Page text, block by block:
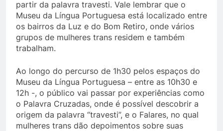
partir da palavra travesti. Vale lembrar que o
Museu da Língua Portuguesa está localizado entre
os bairros da Luz e do Bom Retiro, onde vários
grupos de mulheres trans residem e também
trabalham.
Ao longo do percurso de 1h30 pelos espaços do
Museu da Língua Portuguesa – entre as 10h30 e
12h -, o público vai passar por experiências como
o Palavra Cruzadas, onde é possível descobrir a
origem da palavra “travesti”, e o Falares, no qual
mulheres trans dão depoimentos sobre suas